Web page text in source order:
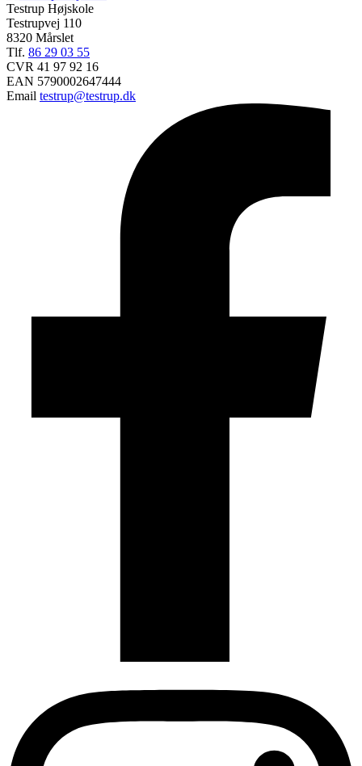
Testrup Højskole
Testrupvej 110
8320 Mårslet
Tlf. 86 29 03 55
CVR 41 97 92 16
EAN 5790002647444
Email testrup@testrup.dk